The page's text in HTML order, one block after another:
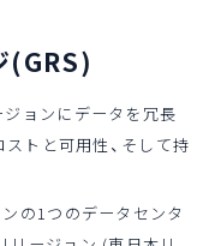
(GRS)
ョンにデータを冗長
ストと可用性、そして持
の1つのデータセンタ